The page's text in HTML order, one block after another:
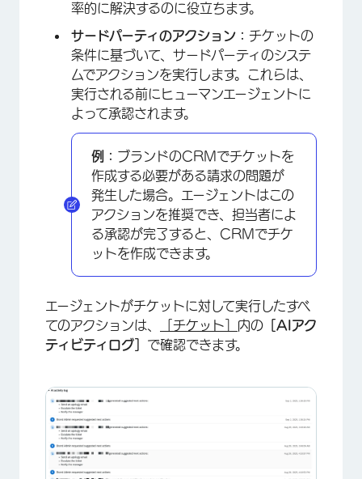
率的に解決するのに役立ちます。
サードパーティのアクション： チケットの
条件に基づいて、サードパーティのシステ
ムでアクションを実行します。これらは、
実行される前にヒューマンエージェントに
よって承認されます。
例： ブランドのCRMでチケットを
作成する必要がある請求の問題が
発生した場合。エージェントはこの
アクションを推奨でき、担当者によ
る承認が完了すると、CRMでチケ
ットを作成できます。
エージェントがチケットに対して実行したすべ
てのアクションは、
［チケット］ 内の ［AIアク
ティビティログ］ で確認できます。